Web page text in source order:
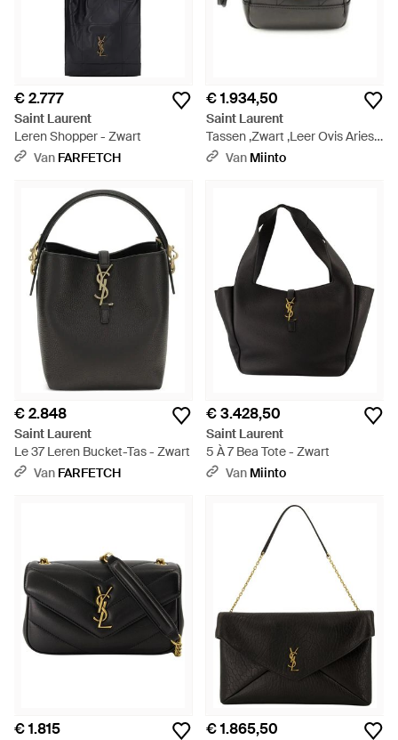
€ 2.777
Saint Laurent
Leren Shopper - Zwart
Van FARFETCH
€ 1.934,50
Saint Laurent
Tassen ,Zwart ,Leer Ovis Aries
Schoudertas - Zwart
Van Miinto
€ 2.848
Saint Laurent
Le 37 Leren Bucket-Tas - Zwart
Van FARFETCH
€ 3.428,50
Saint Laurent
5 À 7 Bea Tote - Zwart
Van Miinto
€ 1.815 € 1.865,50